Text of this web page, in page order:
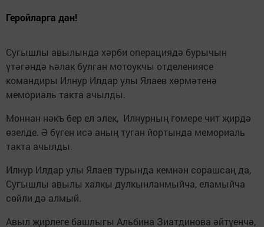
Геройларга дан!
Сугышлы авылында хәрби операциядә бурычын
үтәгәндә һәлак булган мотоукчы отделениясе
командиры Илнур Илдар улы Ялаев хөрмәтенә
мемориаль такта ачылды.
Моннан нәкъ бер ел элек, Илнурның гомере чит җирдә
өзелде. Ә бүген исә аның туган йортында мемориаль
такта ачылды.
Илнур Илдар улы Ялаев турында кемнән сорашсаң да,
Сугышлы авылы халкы дулкынланмыйча, еламыйча
сөйли дә алмый.
Авыл җирлеге башлыгы Альбина Зиатдинова әйтүенчә,